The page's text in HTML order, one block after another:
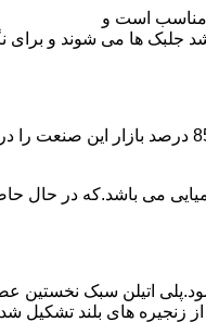
است و
جلبک ها می شوند و
پلی اتیلن پرمصرف ترین ماده پلیمری که در صنعت
می باشد.که در
پلی اتیلن سبک را با دانه بندی 500
زنجیره های بلند